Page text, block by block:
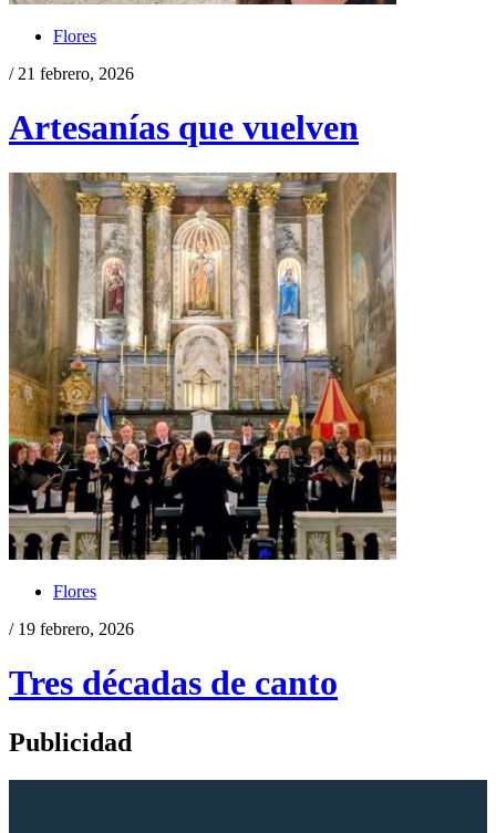
Flores
/ 21 febrero, 2026
Artesanías que vuelven
Flores
/ 19 febrero, 2026
Tres décadas de canto
Publicidad